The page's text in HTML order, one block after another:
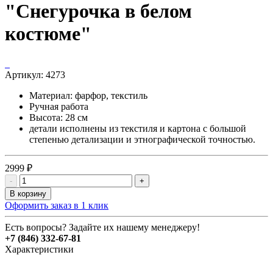
"Cнегурочка в белом
костюме"
Артикул: 4273
Материал: фарфор, текстиль
Ручная работа
Высота: 28 см
детали исполнены из текстиля и картона с большой
степенью детализации и этнографической точностью.
2999 ₽
-
+
В корзину
Оформить заказ в 1 клик
Есть вопросы? Задайте их нашему менеджеру!
+7 (846) 332-67-81
Характеристики